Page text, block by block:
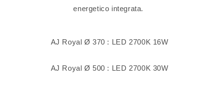
energetico integrata.
AJ Royal Ø 370 : LED 2700K 16W
AJ Royal Ø 500 : LED 2700K 30W